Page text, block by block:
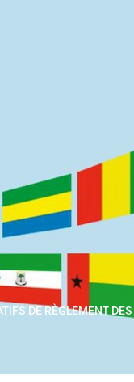
DE RÈGLEMENT